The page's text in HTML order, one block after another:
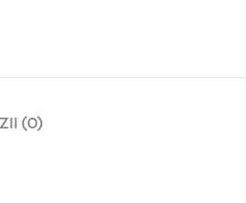
(0)